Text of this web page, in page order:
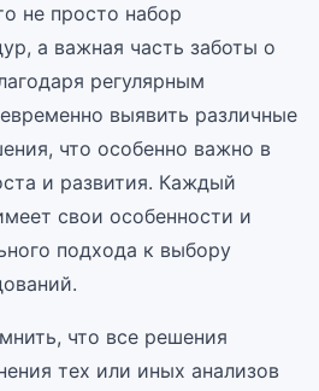
не просто набор
а важная часть заботы о
регулярным
выявить различные
что особенно важно в
и развития. Каждый
свои особенности и
подхода к выбору
что все решения
тех или иных анализов